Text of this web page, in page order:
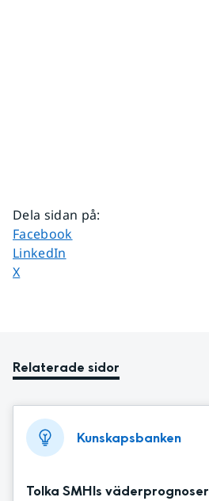
Dela sidan på:
Dela sidan på
Facebook
Dela sidan på
LinkedIn
Dela sidan på
X
Relaterade sidor
Kunskapsbanken
Tolka SMHIs väderprognoser